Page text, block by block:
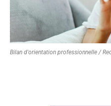
Bilan d'orientation professionnelle /